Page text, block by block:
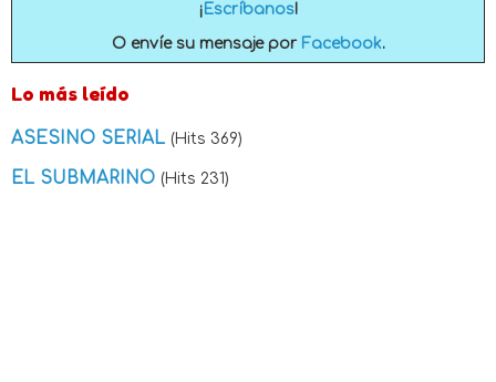
¡ Escríbanos!
O envíe su mensaje por Facebook.
Lo más leído
ASESINO SERIAL (Hits 369)
EL SUBMARINO (Hits 231)